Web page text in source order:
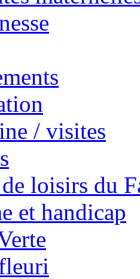
/ visites
loisirs du
et handicap